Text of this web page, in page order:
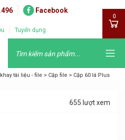
Facebook
Tuyển dụng
0
tài liệu - file > Cặp file > Cặp 60 lá Plus
655 lượt xem